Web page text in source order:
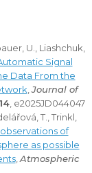
U., Liashchuk,
Signal
Data From the
,Journal of
, e2025JD044047
T., Trinkl,
of
as possible
, Atmospheric